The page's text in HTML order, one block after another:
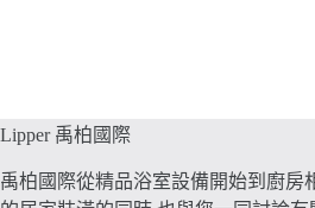
Lipper 禹柏國際
禹柏國際從精品浴室設備開始到廚房